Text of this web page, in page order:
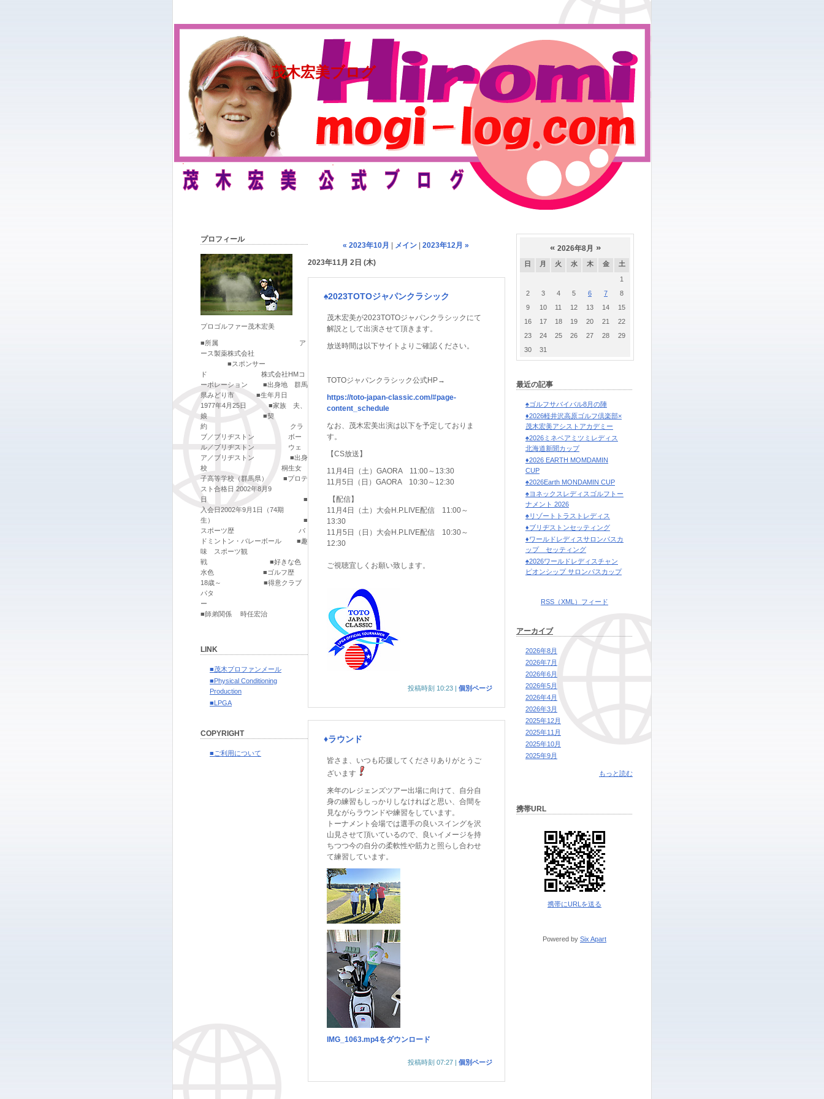
茂木宏美ブログ
プロフィール
プロゴルファー茂木宏美
■所属 ア
ース製薬株式会社
■スポンサー
ド 株式会社HMコ
ーポレーション ■出身地 群馬
県みどり市 ■生年月日
1977年4月25日 ■家族 夫、
娘 ■契
約 クラ
ブ／ブリヂストン ボー
ル／ブリヂストン ウェ
ア／ブリヂストン ■出身
校 桐生女
子高等学校（群馬県） ■プロテ
スト合格日 2002年8月9
日 ■
入会日2002年9月1日（74期
生） ■
スポーツ歴 バ
ドミントン・バレーボール ■趣
味 スポーツ観
戦 ■好きな色
水色 ■ゴルフ歴
18歳～ ■得意クラブ
パタ
ー
■師弟関係 時任宏治
LINK
■茂木プロファンメール
■Physical Conditioning
Production
■LPGA
COPYRIGHT
■ご利用について
« 2023年10月 メイン
2023年12月 »
2023年11月 2日 (木)
♠2023TOTOジャパンクラシック
茂木宏美が2023TOTOジャパンクラシックにて
解説として出演させて頂きます。
放送時間は以下サイトよりご確認ください。
TOTOジャパンクラシック公式HP→
https://toto-japan-classic.com/#page-
content_schedule
なお、茂木宏美出演は以下を予定しておりま
す。
【CS放送】
11月4日（土）GAORA 11:00～13:30
11月5日（日）GAORA 10:30～12:30
【配信】
11月4日（土）大会H.P.LIVE配信 11:00～
13:30
11月5日（日）大会H.P.LIVE配信 10:30～
12:30
ご視聴宜しくお願い致します。
投稿時刻 10:23 | 個別ページ
♦ラウンド
皆さま、いつも応援してくださりありがとうご
ざいます
来年のレジェンズツアー出場に向けて、自分自
身の練習もしっかりしなければと思い、合間を
見ながらラウンドや練習をしています。
トーナメント会場では選手の良いスイングを沢
山見させて頂いているので、良いイメージを持
ちつつ今の自分の柔軟性や筋力と照らし合わせ
て練習しています。
IMG_1063.mp4をダウンロード
投稿時刻 07:27 | 個別ページ
« 2026年8月 »
日 月 火 水 木 金 土
1
2
3 4 5 6 7
8
9
10 11 12 13 14
15
16
17 18 19 20 21
22
23
24 25 26 27 28
29
30
31
最近の記事
♠ゴルフサバイバル8月の陣
♦2026軽井沢高原ゴルフ倶楽部×
茂木宏美アシストアカデミー
♠2026ミネベアミツミレディス
北海道新聞カップ
♦2026 EARTH MOMDAMIN
CUP
♠2026Earth MONDAMIN CUP
♠ヨネックスレディスゴルフトー
ナメント 2026
♠リゾートトラストレディス
♦ブリヂストンセッティング
♦ワールドレディスサロンパスカ
ップ セッティング
♠2026ワールドレディスチャン
ピオンシップ サロンパスカップ
RSS（XML）フィード
アーカイブ
2026年8月
2026年7月
2026年6月
2026年5月
2026年4月
2026年3月
2025年12月
2025年11月
2025年10月
2025年9月
もっと読む
携帯URL
携帯にURLを送る
Powered by Six Apart